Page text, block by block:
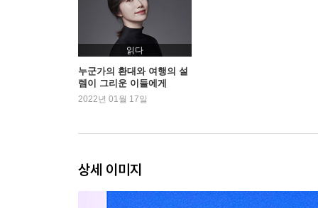
날라리 승무원으로 거듭나려다가
벗어날 수 없는 ‘승무원상’의 늪
유니폼이 허락하지 않으면 입을 수 없다
손거울보다는 승객의 안색을 볼 수 있다면
-
매우 자주 일어나는 분실
시술받는 시간
읽다
누군가의 환대와 여행의 설
렘이 그리운 이들에게
2022년 01월 17일
상세 이미지